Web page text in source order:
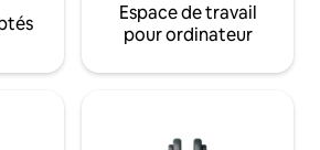
Espace de travail
pour ordinateur